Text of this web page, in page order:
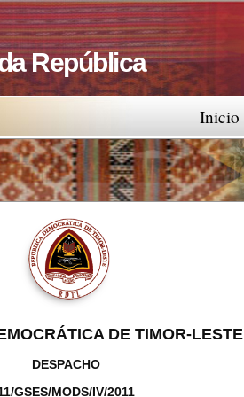
República
Inicio
DE TIMOR-LESTE
DESPACHO
GSES/MODS/IV/2011